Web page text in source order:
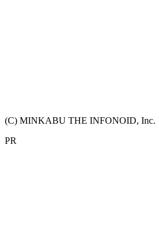
(C) MINKABU THE INFONOID, Inc.
PR